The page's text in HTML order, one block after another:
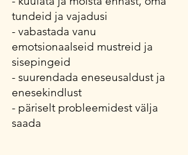
tundeid ja vajadusi
- vabastada vanu
emotsionaalseid mustreid ja
sisepingeid
- suurendada eneseusaldust ja
enesekindlust
- päriselt probleemidest välja
saada